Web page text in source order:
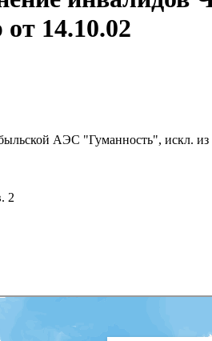
14.10.02
АЭС "Гуманность", искл. из
2